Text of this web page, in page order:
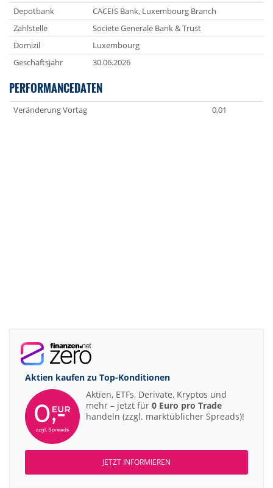
Depotbank
CACEIS Bank, Luxembourg Branch
Zahlstelle
Societe Generale Bank & Trust
Domizil
Luxembourg
Geschäftsjahr
30.06.2026
PERFORMANCEDATEN
Veränderung Vortag 0,01
Aktien kaufen zu Top-Konditionen
Aktien, ETFs, Derivate, Kryptos und
mehr – jetzt für 0 Euro pro Trade
handeln (zzgl. marktüblicher Spreads)!
JETZT INFORMIEREN